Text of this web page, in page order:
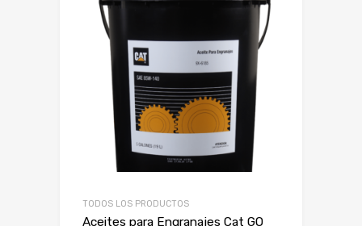
TODOS LOS PRODUCTOS
Aceites para Engranajes Cat GO